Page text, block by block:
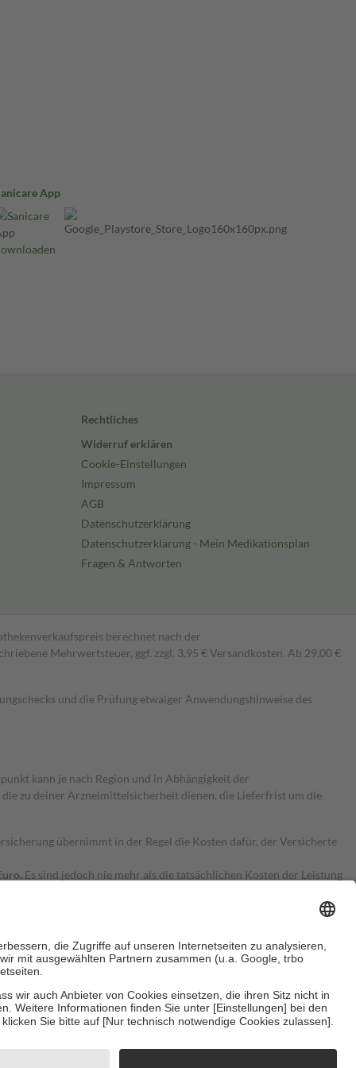
App
Rechtliches
Widerruf erklären
Cookie-Einstellungen
Impressum
AGB
Datenschutzerklärung
Datenschutzerklärung - Mein Medikationsplan
Fragen & Antworten
berechnet nach der
Mehrwertsteuer, ggf. zzgl. 3,95 € Versandkosten. Ab 29,00 €
und die Prüfung etwaiger Anwendungshinweise des
kann je nach Region und in Abhängigkeit der
zu deiner Arzneimittelsicherheit dienen, die Lieferfrist um die
übernimmt in der Regel die Kosten dafür, der Versicherte
Es sind jedoch nie mehr als die tatsächlichen Kosten der Leistung
Zuzahlungen an bei: